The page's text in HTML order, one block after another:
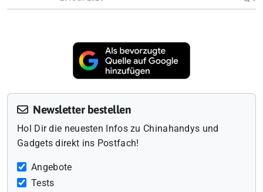
Newsletter bestellen
Hol Dir die neuesten Infos zu Chinahandys und
Gadgets direkt ins Postfach!
Angebote
Tests